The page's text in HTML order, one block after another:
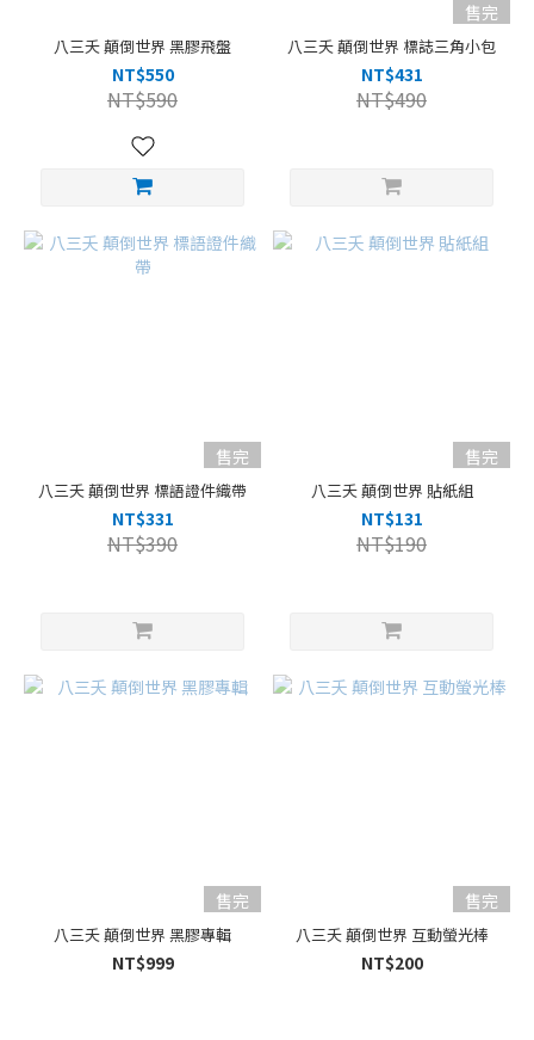
八三夭 顛倒世界 黑膠飛盤
NT$550
NT$590
售完
八三夭 顛倒世界 標誌三角小包
NT$431
NT$490
售完
八三夭 顛倒世界 標語證件織帶
NT$331
NT$390
售完
八三夭 顛倒世界 貼紙組
NT$131
NT$190
售完
八三夭 顛倒世界 黑膠專輯
NT$999
售完
八三夭 顛倒世界 互動螢光棒
NT$200